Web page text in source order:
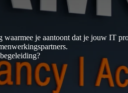
je aantoont dat je jouw IT